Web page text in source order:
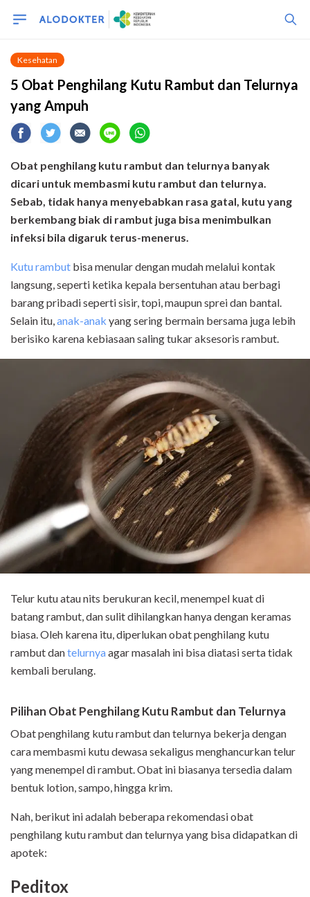
Kesehatan
5 Obat Penghilang Kutu Rambut dan Telurnya
yang Ampuh
Obat penghilang kutu rambut dan telurnya banyak
dicari untuk membasmi kutu rambut dan telurnya.
Sebab, tidak hanya menyebabkan rasa gatal, kutu yang
berkembang biak di rambut juga bisa menimbulkan
infeksi bila digaruk terus-menerus.
Kutu rambut bisa menular dengan mudah melalui kontak
langsung, seperti ketika kepala bersentuhan atau berbagi
barang pribadi seperti sisir, topi, maupun sprei dan bantal.
Selain itu,anak-anak yang sering bermain bersama juga lebih
berisiko karena kebiasaan saling tukar aksesoris rambut.
Telur kutu atau nits berukuran kecil, menempel kuat di
batang rambut, dan sulit dihilangkan hanya dengan keramas
biasa. Oleh karena itu, diperlukan obat penghilang kutu
rambut dantelurnyaagar masalah ini bisa diatasi serta tidak
kembali berulang.
Pilihan Obat Penghilang Kutu Rambut dan Telurnya
Obat penghilang kutu rambut dan telurnya bekerja dengan
cara membasmi kutu dewasa sekaligus menghancurkan telur
yang menempel di rambut. Obat ini biasanya tersedia dalam
bentuk lotion, sampo, hingga krim.
Nah, berikut ini adalah beberapa rekomendasi obat
penghilang kutu rambut dan telurnya yang bisa didapatkan di
apotek:
Peditox